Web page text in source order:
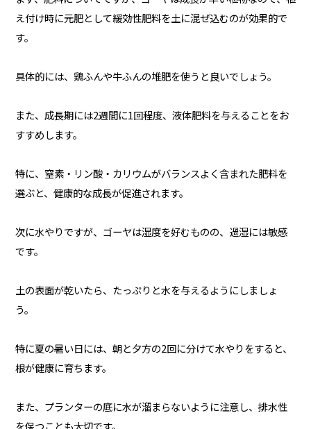
え付け時に元肥として緩効性肥料を土に混ぜ込むのが効果的で
す。
具体的には、鶏ふんや牛ふんの堆肥を使うと良いでしょう。
また、成長期には2週間に1回程度、液体肥料を与えることをお
すすめします。
特に、窒素・リン酸・カリウムがバランスよく含まれた肥料を
選ぶと、健康的な成長が促進されます。
次に水やりですが、ゴーヤは湿度を好むものの、過湿には敏感
です。
土の表面が乾いたら、たっぷりと水を与えるようにしましょ
う。
特に夏の暑い日には、朝と夕方の2回に分けて水やりをすると、
根が健康に育ちます。
また、プランターの底に水が溜まらないように注意し、排水性
を保つことも大切です。